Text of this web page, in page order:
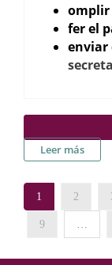
fer el
enviar
Leer más
1 2
9